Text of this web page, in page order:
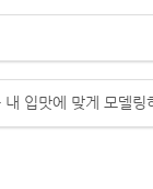
내 입맛에 맞게 모델